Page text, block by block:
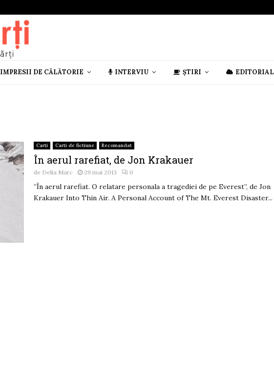
IMPRESII DE CĂLĂTORIE INTERVIU ȘTIRI EDITORIAL
Carti Carti de fictiune Recomandat
În aerul rarefiat, de Jon Krakauer
de Delia Marc 29 mai 2013 0
”În aerul rarefiat. O relatare personala a tragediei de pe Everest”, de Jon
Krakauer Into Thin Air. A Personal Account of The Mt. Everest Disaster...